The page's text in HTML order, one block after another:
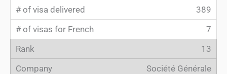
389
7
13
Société Générale